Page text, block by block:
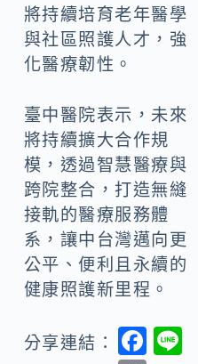
將持續培育老年醫學
與社區照護人才，強
化醫療韌性。
臺中醫院表示，未來
將持續擴大合作規
模，透過智慧醫療與
跨院整合，打造無縫
接軌的醫療服務體
系，讓中台灣邁向更
公平、便利且永續的
健康照護新里程。
分享連結：
F